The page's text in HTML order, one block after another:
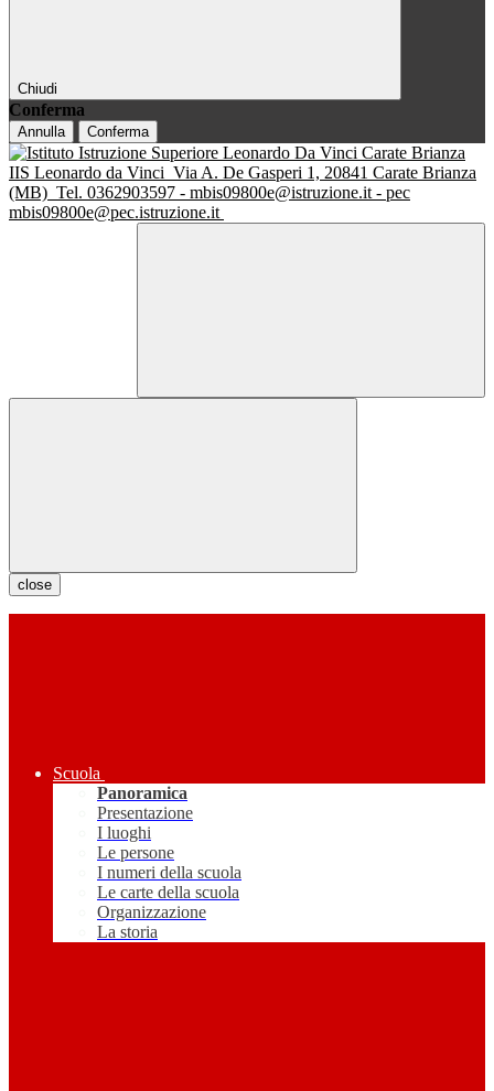
Chiudi
Conferma
Annulla Conferma
IIS Leonardo da Vinci Via A. De Gasperi 1, 20841 Carate Brianza
(MB) Tel. 0362903597 - mbis09800e@istruzione.it - pec
mbis09800e@pec.istruzione.it
close
Scuola
Panoramica
Presentazione
I luoghi
Le persone
I numeri della scuola
Le carte della scuola
Organizzazione
La storia